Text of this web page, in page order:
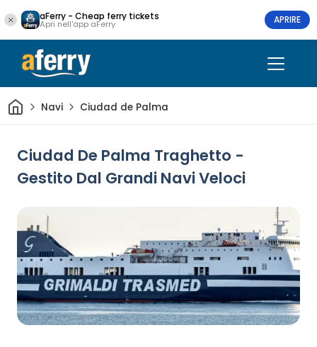
aFerry - Cheap ferry tickets
Apri nell'app aFerry APRIRE
CasaNavi Ciudad de Palma
Ciudad De Palma Traghetto -
Gestito Dal Grandi Navi Veloci